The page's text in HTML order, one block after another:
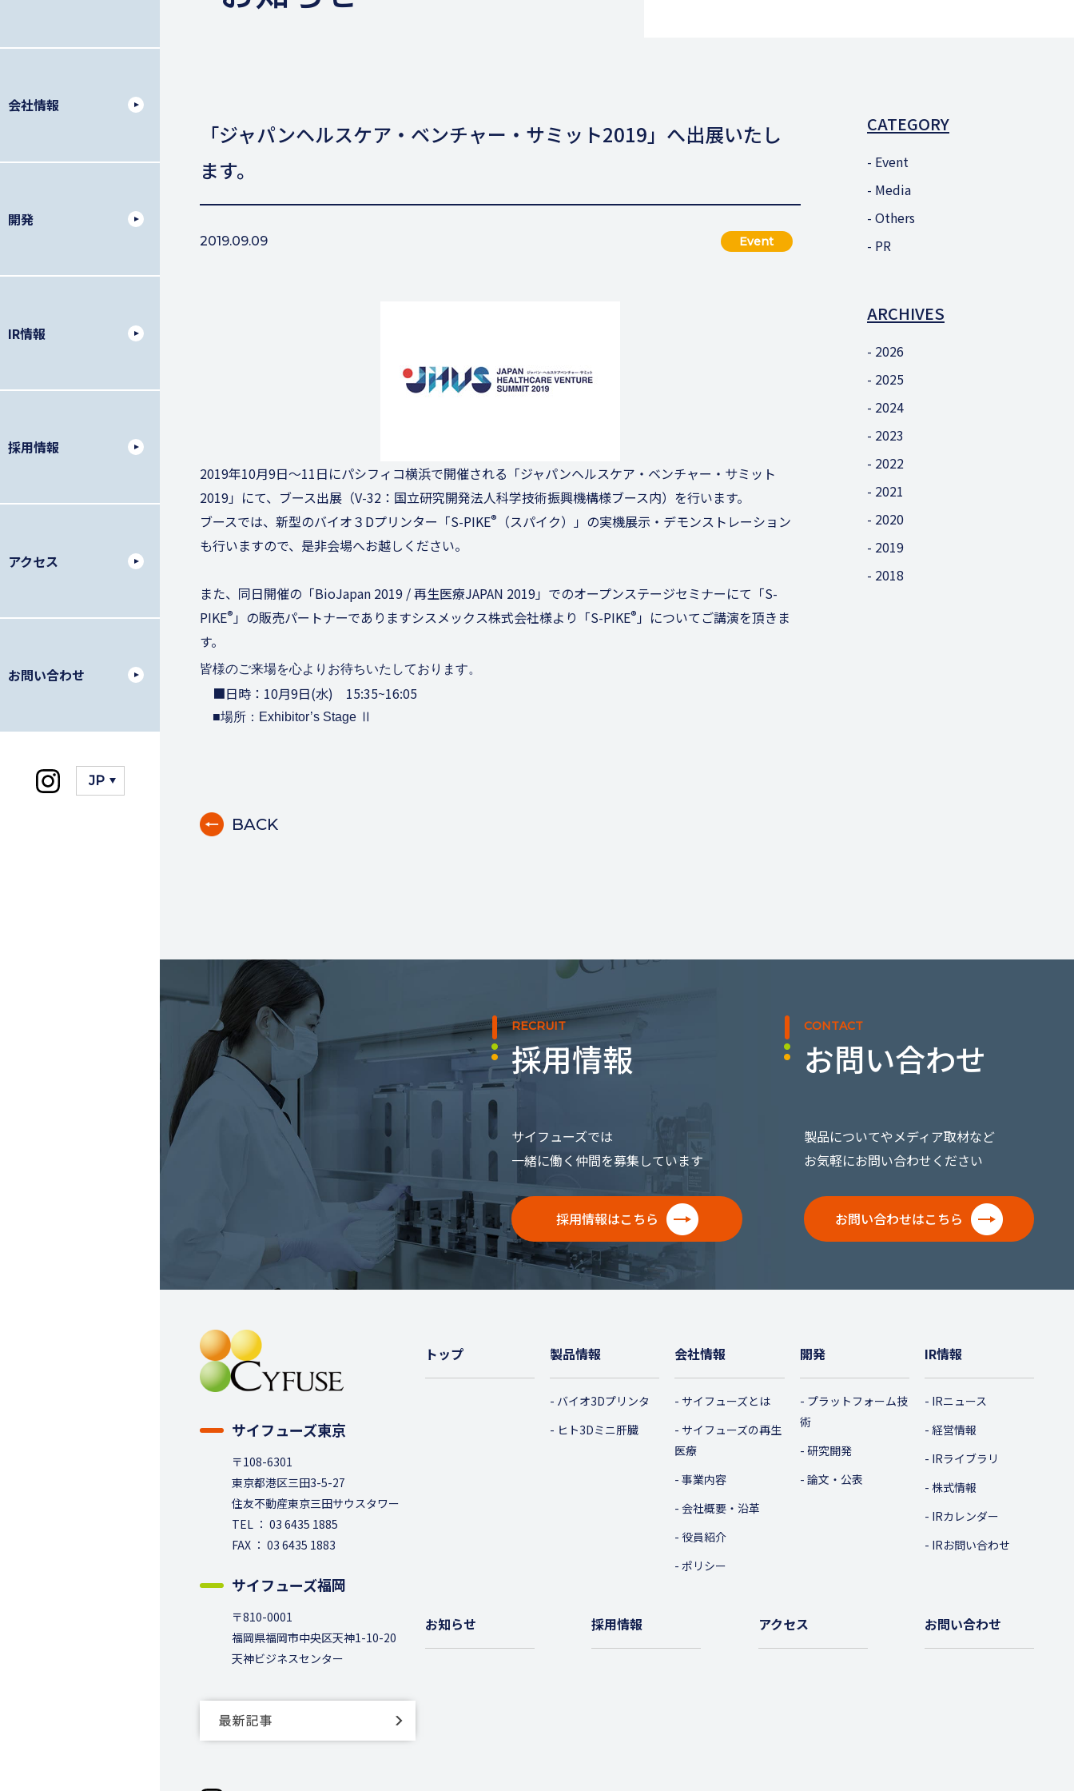
会社情報
開発
IR情報
採用情報
アクセス
お問い合わせ
「ジャパンヘルスケア・ベンチャー・サミット2019」へ出展いたし
ます。
2019.09.09 Event
2019年10月9日～11日にパシフィコ横浜で開催される「ジャパンヘルスケア・ベンチャー・サミット
2019」にて、ブース出展（V-32：国立研究開発法人科学技術振興機構様ブース内）を行います。
ブースでは、新型のバイオ３Dプリンター「S-PIKE®
（スパイク）」の実機展示・デモンストレーション
も行いますので、是非会場へお越しください。
また、同日開催の「BioJapan 2019 / 再生医療JAPAN 2019」でのオープンステージセミナーにて「S-
PIKE®」の販売パートナーでありますシスメックス株式会社様より「S-PIKE®」についてご講演を頂きま
す。
皆様のご来場を心よりお待ちいたしております。
■日時：10月9日(水) 15:35~16:05
■場所：Exhibitor’s Stage Ⅱ
BACK
CATEGORY
Event
Media
Others
PR
ARCHIVES
2026
2025
2024
2023
2022
2021
2020
2019
2018
RECRUIT
採用情報
サイフューズでは
一緒に働く仲間を募集しています
採用情報はこちら
CONTACT
お問い合わせ
製品についてやメディア取材など
お気軽にお問い合わせください
お問い合わせはこちら
サイフューズ東京
〒108-6301
東京都港区三田3-5-27
住友不動産東京三田サウスタワー
TEL ： 03 6435 1885
FAX ： 03 6435 1883
サイフューズ福岡
〒810-0001
福岡県福岡市中央区天神1-10-20
天神ビジネスセンター
トップ 製品情報
バイオ3Dプリンタ
ヒト3Dミニ肝臓
会社情報
サイフューズとは
サイフューズの再生
医療
事業内容
会社概要・沿革
役員紹介
ポリシー
開発
プラットフォーム技
術
研究開発
論文・公表
IR情報
IRニュース
経営情報
IRライブラリ
株式情報
IRカレンダー
IRお問い合わせ
お知らせ 採用情報 アクセス お問い合わせ